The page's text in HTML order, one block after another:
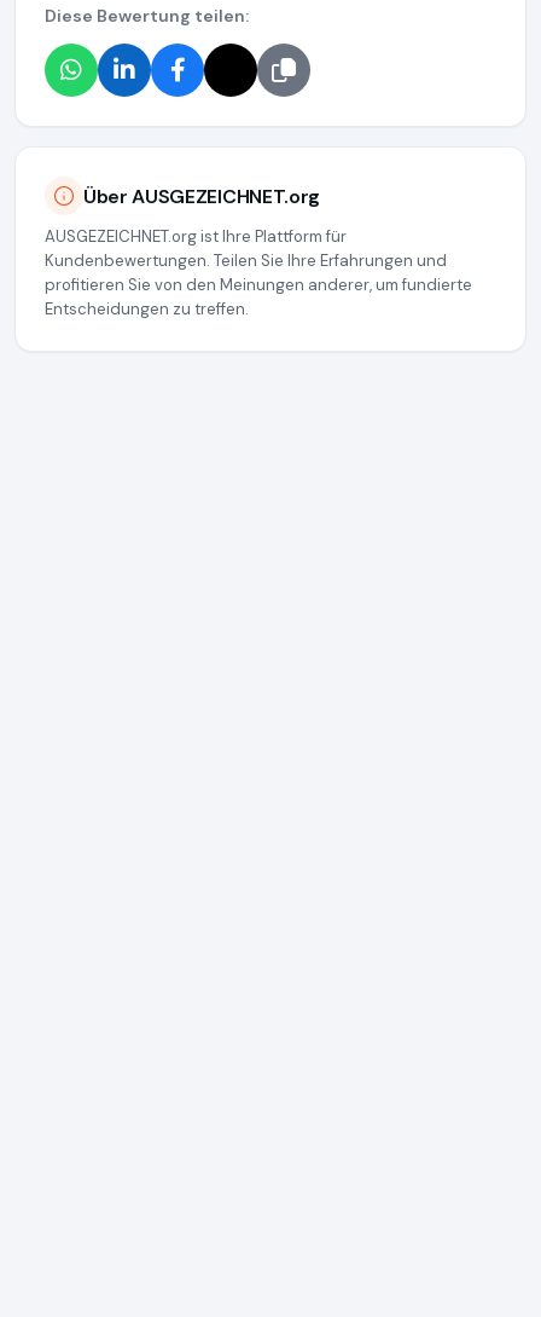
Diese Bewertung teilen:
Über AUSGEZEICHNET.org
AUSGEZEICHNET.org ist Ihre Plattform für
Kundenbewertungen. Teilen Sie Ihre Erfahrungen und
profitieren Sie von den Meinungen anderer, um fundierte
Entscheidungen zu treffen.